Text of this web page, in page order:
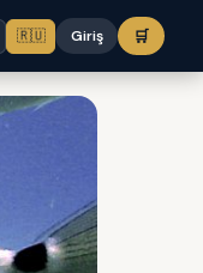
🇷🇺 Giriş 🛒